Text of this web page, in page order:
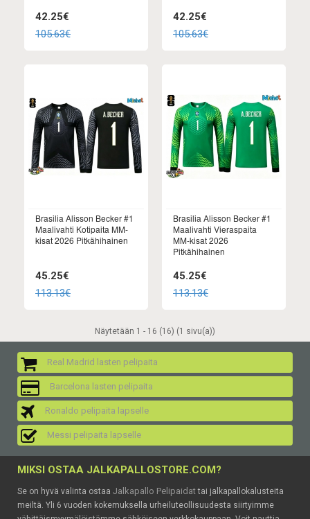
42.25€
105.63€
42.25€
105.63€
Brasilia Alisson Becker #1
Maalivahti Kotipaita MM-
kisat 2026 Pitkähihainen
45.25€
113.13€
Brasilia Alisson Becker #1
Maalivahti Vieraspaita
MM-kisat 2026
Pitkähihainen
45.25€
113.13€
Näytetään 1 - 16 (16) (1 sivu(a))
Real Madrid lasten pelipaita
Barcelona lasten pelipaita
Ronaldo pelipaita lapselle
Messi pelipaita lapselle
MIKSI OSTAA JALKAPALLOSTORE.COM?
Se on hyvä valinta ostaa Jalkapallo Pelipaidattai jalkapallokalusteita
meiltä. Yli 6 vuoden kokemuksella urheiluteollisuudesta siirtyimme